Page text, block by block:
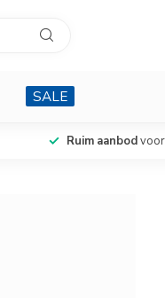
SALE
Ruim aanbodvoor